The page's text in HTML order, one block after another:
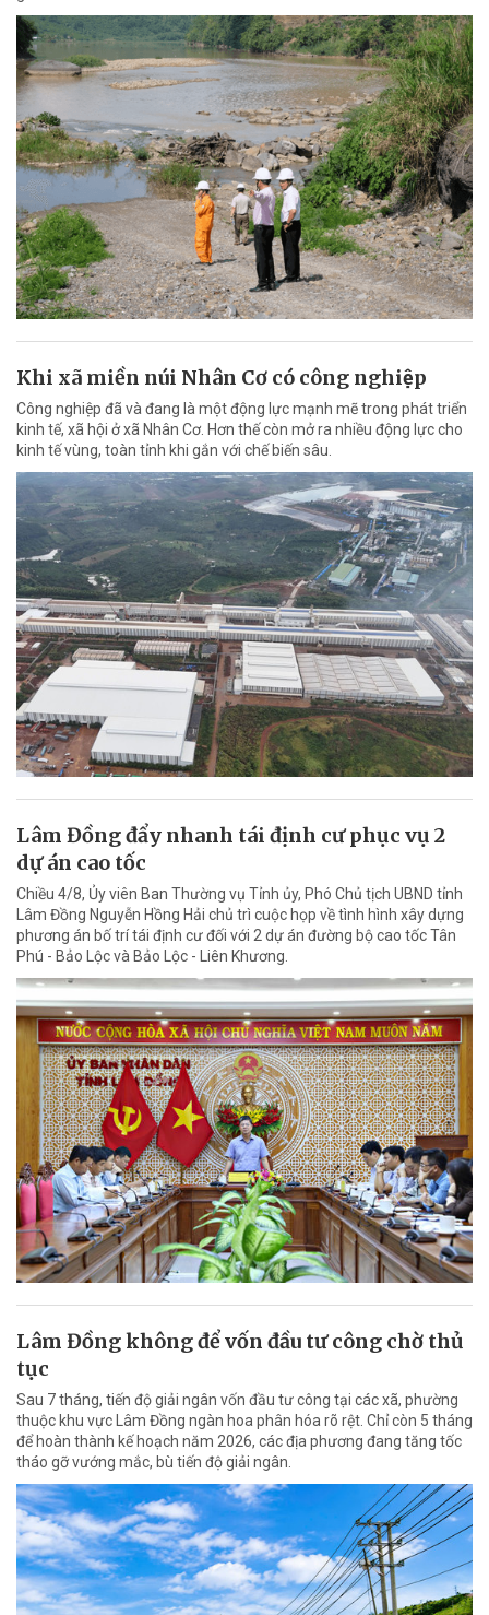
Khi xã miền núi Nhân Cơ có công nghiệp
Công nghiệp đã và đang là một động lực mạnh mẽ trong phát triển
kinh tế, xã hội ở xã Nhân Cơ. Hơn thế còn mở ra nhiều động lực cho
kinh tế vùng, toàn tỉnh khi gắn với chế biến sâu.
Lâm Đồng đẩy nhanh tái định cư phục vụ 2
dự án cao tốc
Chiều 4/8, Ủy viên Ban Thường vụ Tỉnh ủy, Phó Chủ tịch UBND tỉnh
Lâm Đồng Nguyễn Hồng Hải chủ trì cuộc họp về tình hình xây dựng
phương án bố trí tái định cư đối với 2 dự án đường bộ cao tốc Tân
Phú - Bảo Lộc và Bảo Lộc - Liên Khương.
Lâm Đồng không để vốn đầu tư công chờ thủ
tục
Sau 7 tháng, tiến độ giải ngân vốn đầu tư công tại các xã, phường
thuộc khu vực Lâm Đồng ngàn hoa phân hóa rõ rệt. Chỉ còn 5 tháng
để hoàn thành kế hoạch năm 2026, các địa phương đang tăng tốc
tháo gỡ vướng mắc, bù tiến độ giải ngân.